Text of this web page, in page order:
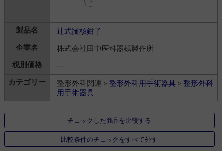
辻式髄核鉗子
株式会社田中医科器械製作所
---
整形外科関連＞ 整形外科用手術器具＞ 整形外科
用手術器具
チェックした商品を比較する
比較条件のチェックをすべて外す